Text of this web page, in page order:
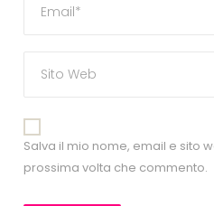
Salva il mio nome, email e sito
prossima volta che commento.